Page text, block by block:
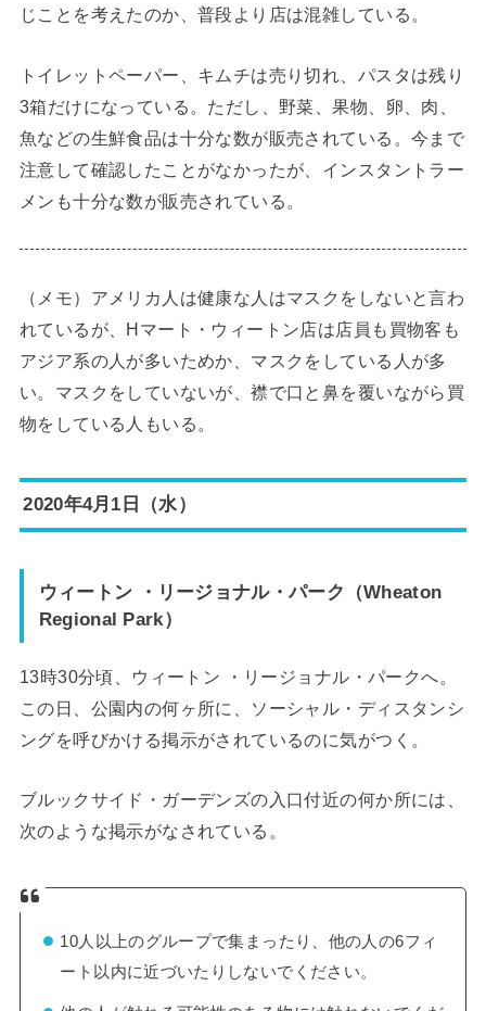
じことを考えたのか、普段より店は混雑している。
トイレットペーパー、キムチは売り切れ、パスタは残り
3箱だけになっている。ただし、野菜、果物、卵、肉、
魚などの生鮮食品は十分な数が販売されている。今まで
注意して確認したことがなかったが、インスタントラー
メンも十分な数が販売されている。
（メモ）アメリカ人は健康な人はマスクをしないと言わ
れているが、Hマート・ウィートン店は店員も買物客も
アジア系の人が多いためか、マスクをしている人が多
い。マスクをしていないが、襟で口と鼻を覆いながら買
物をしている人もいる。
2020年4月1日（水）
ウィートン ・リージョナル・パーク（Wheaton
Regional Park）
13時30分頃、ウィートン ・リージョナル・パークへ。
この日、公園内の何ヶ所に、ソーシャル・ディスタンシ
ングを呼びかける掲示がされているのに気がつく。
ブルックサイド・ガーデンズの入口付近の何か所には、
次のような掲示がなされている。
10人以上のグループで集まったり、他の人の6フィ
ート以内に近づいたりしないでください。